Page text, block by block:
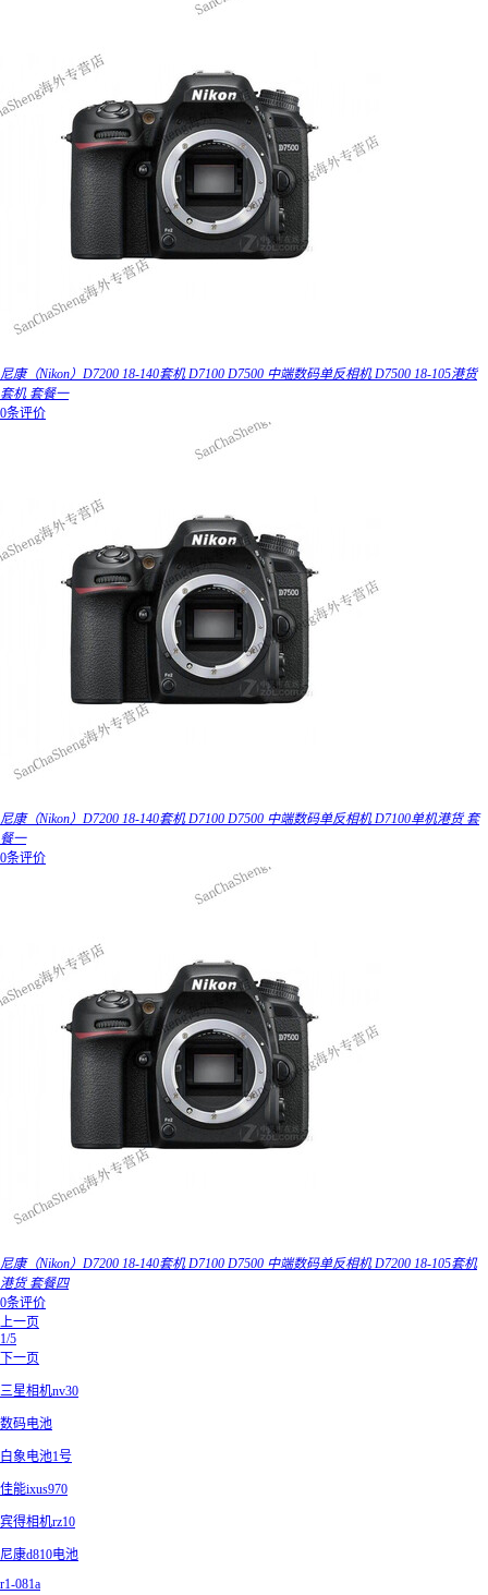
尼康（Nikon）D7200 18-140套机 D7100 D7500 中端数码单反相机 D7500 18-105港货
套机 套餐一
0条评价
尼康（Nikon）D7200 18-140套机 D7100 D7500 中端数码单反相机 D7100单机港货 套
餐一
0条评价
尼康（Nikon）D7200 18-140套机 D7100 D7500 中端数码单反相机 D7200 18-105套机
港货 套餐四
0条评价
上一页
1/5
下一页
三星相机nv30
数码电池
白象电池1号
佳能ixus970
宾得相机rz10
尼康d810电池
r1-081a